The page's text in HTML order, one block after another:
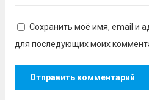
Сохранить моё имя, email и
для последующих моих